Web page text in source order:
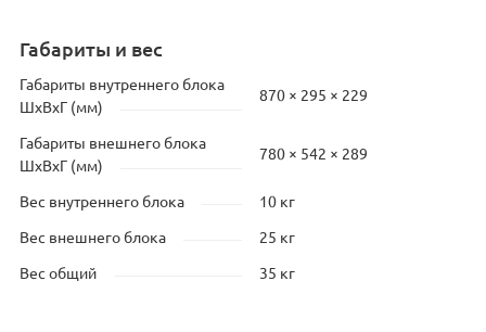
Габариты и вес
Габариты внутреннего блока
ШхВхГ (мм)
870 × 295 × 229
Габариты внешнего блока
ШхВхГ (мм)
780 × 542 × 289
Вес внутреннего блока 10 кг
Вес внешнего блока 25 кг
Вес общий 35 кг